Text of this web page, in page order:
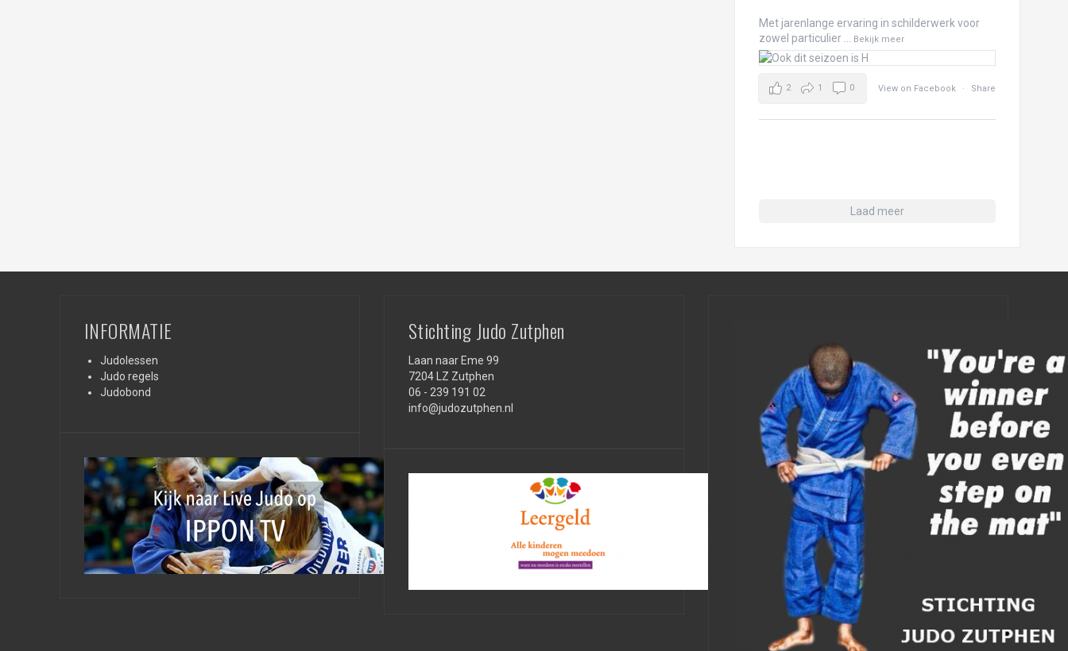
Met jarenlange ervaring in schilderwerk voor
zowel particulier
Bekijk meer
View on Facebook · Share
2 1 0
Laad meer
INFORMATIE
Judolessen
Judo regels
Judobond
Stichting Judo Zutphen
Laan naar Eme 99
7204 LZ Zutphen
06 - 239 191 02
info@judozutphen.nl